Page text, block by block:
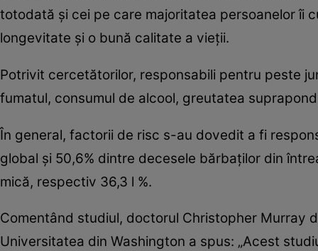
totodată și cei pe care majoritatea persoanelor îi
longevitate și o bună calitate a vieții.
Potrivit cercetătorilor, responsabili pentru peste
fumatul, consumul de alcool, greutatea
În general, factorii de risc s-au dovedit a fi
global și 50,6% dintre decesele bărbaților din
mică, respectiv 36,3 l %.
Comentând studiul, doctorul Christopher Murray
Universitatea din Washington a spus: „Acest